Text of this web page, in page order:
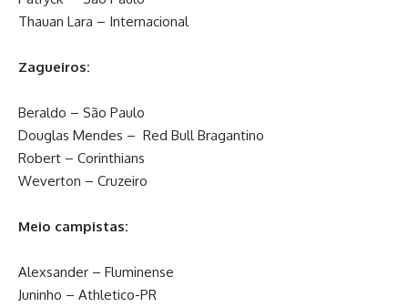
Thauan Lara – Internacional
Zagueiros:
Beraldo – São Paulo
Douglas Mendes – Red Bull Bragantino
Robert – Corinthians
Weverton – Cruzeiro
Meio campistas:
Alexsander – Fluminense
Juninho – Athletico-PR